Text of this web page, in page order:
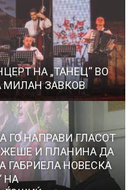
НА „ТАНЕЦ“ ВО
МИЛАН ЗАВКОВ
НАПРАВИ ГЛАСОТ
И ПЛАНИНА ДА
ГАБРИЕЛА НОВЕСКА
НА